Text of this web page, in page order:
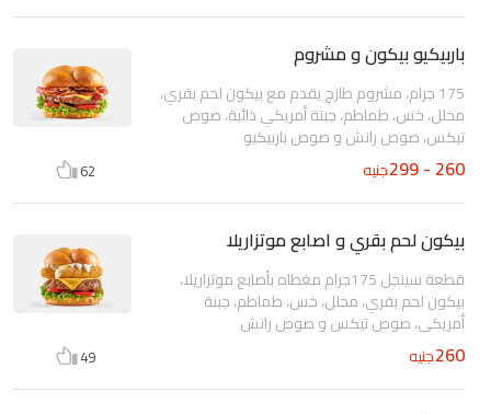
باربيكيو بيكون و مشروم
175 جرام، مشروم طازج يقدم مع بيكون لحم بقري،
مخلل، خس، طماطم، جبنة أمريكي ذائبة، صوص
تيكس، صوص رانش و صوص باربيكيو
260 - 299 جنيه 62
بيكون لحم بقري و اصابع موتزاريلا
قطعة سينجل 175جرام مغطاه بأصابع موتزاريلا،
بيكون لحم بقري، مخلل، خس، طماطم، جبنة
أمريكي، صوص تيكس و صوص رانش
260جنيه 49